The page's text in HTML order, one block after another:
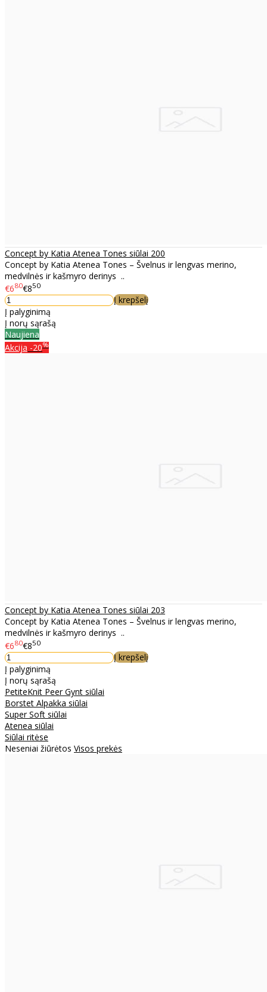
Concept by Katia Atenea Tones siūlai 200
Concept by Katia Atenea Tones – Švelnus ir lengvas merino,
medvilnės ir kašmyro derinys ..
€680€850
Į krepšelį
Į palyginimą
Į norų sąrašą
Naujiena
Akcija -20%
Concept by Katia Atenea Tones siūlai 203
Concept by Katia Atenea Tones – Švelnus ir lengvas merino,
medvilnės ir kašmyro derinys ..
€680€850
Į krepšelį
Į palyginimą
Į norų sąrašą
PetiteKnit Peer Gynt siūlai
Borstet Alpakka siūlai
Super Soft siūlai
Atenea siūlai
Siūlai ritėse
Neseniai žiūrėtos Visos prekės